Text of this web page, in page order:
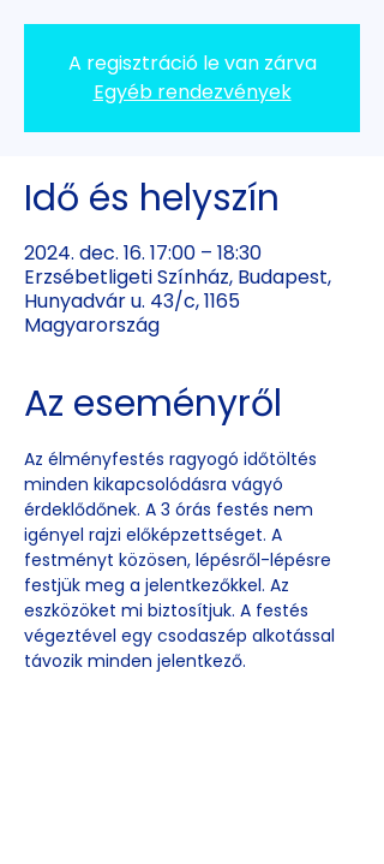
A regisztráció le van zárva
Egyéb rendezvények
Idő és helyszín
2024. dec. 16. 17:00 – 18:30
Erzsébetligeti Színház, Budapest,
Hunyadvár u. 43/c, 1165
Magyarország
Az eseményről
Az élményfestés ragyogó időtöltés
minden kikapcsolódásra vágyó
érdeklődőnek. A 3 órás festés nem
igényel rajzi előképzettséget. A
festményt közösen, lépésről-lépésre
festjük meg a jelentkezőkkel. Az
eszközöket mi biztosítjuk. A festés
végeztével egy csodaszép alkotással
távozik minden jelentkező.